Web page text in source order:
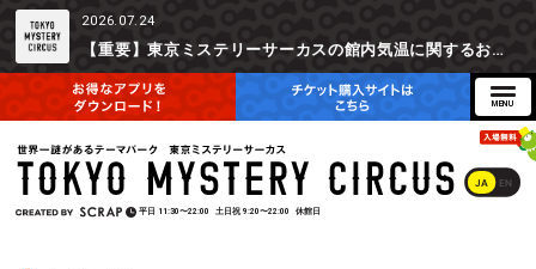
2026.07.24
【重要】東京ミステリーサーカスの館内気温に関するお詫びとご参加辞退時の返金対応について
JA EN
平日 11:30〜22:00 土日祝 9:20〜22:00 休館日